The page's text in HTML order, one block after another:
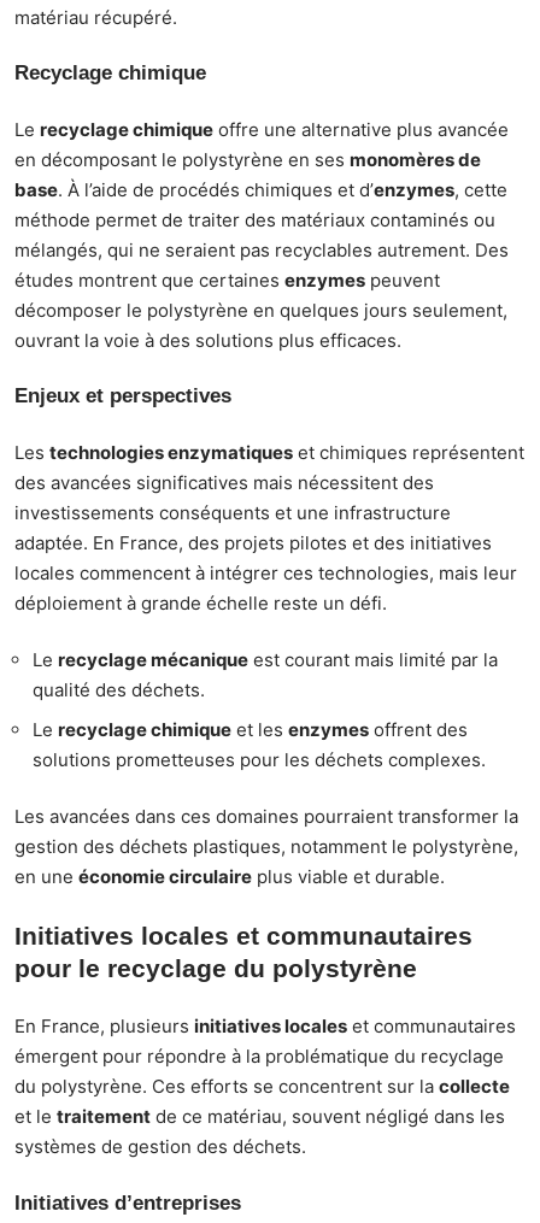
matériau récupéré.
Recyclage chimique
Le recyclage chimique offre une alternative plus avancée
en décomposant le polystyrène en ses monomères de
base. À l’aide de procédés chimiques et d’enzymes, cette
méthode permet de traiter des matériaux contaminés ou
mélangés, qui ne seraient pas recyclables autrement. Des
études montrent que certaines enzymes peuvent
décomposer le polystyrène en quelques jours seulement,
ouvrant la voie à des solutions plus efficaces.
Enjeux et perspectives
Les technologies enzymatiques et chimiques représentent
des avancées significatives mais nécessitent des
investissements conséquents et une infrastructure
adaptée. En France, des projets pilotes et des initiatives
locales commencent à intégrer ces technologies, mais leur
déploiement à grande échelle reste un défi.
Le recyclage mécanique est courant mais limité par la
qualité des déchets.
Le recyclage chimique et les enzymes offrent des
solutions prometteuses pour les déchets complexes.
Les avancées dans ces domaines pourraient transformer la
gestion des déchets plastiques, notamment le polystyrène,
en une économie circulaire plus viable et durable.
Initiatives locales et communautaires
pour le recyclage du polystyrène
En France, plusieurs initiatives locales et communautaires
émergent pour répondre à la problématique du recyclage
du polystyrène. Ces efforts se concentrent sur la collecte
et le traitement de ce matériau, souvent négligé dans les
systèmes de gestion des déchets.
Initiatives d’entreprises